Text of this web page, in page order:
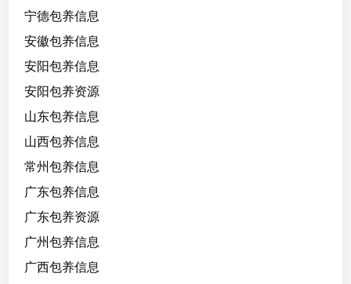
宁德包养信息
安徽包养信息
安阳包养信息
安阳包养资源
山东包养信息
山西包养信息
常州包养信息
广东包养信息
广东包养资源
广州包养信息
广西包养信息